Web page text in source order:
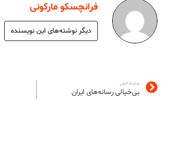
فرانچسکو مارکونی
دیگر نوشته‌های این نویسنده
نوشته قبلی
بی‌خیالی رسانه‌های ایران